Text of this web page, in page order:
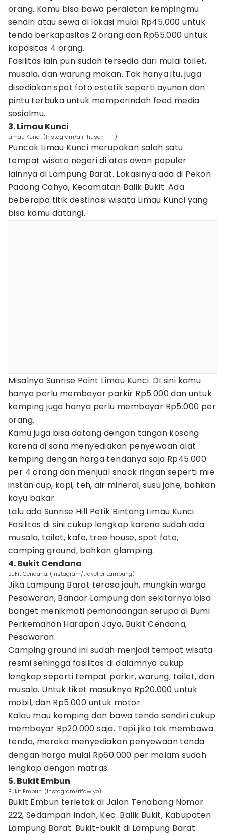
orang. Kamu bisa bawa peralatan kempingmu
sendiri atau sewa di lokasi mulai Rp45.000 untuk
tenda berkapasitas 2 orang dan Rp65.000 untuk
kapasitas 4 orang.
Fasilitas lain pun sudah tersedia dari mulai toilet,
musala, dan warung makan. Tak hanya itu, juga
disediakan spot foto estetik seperti ayunan dan
pintu terbuka untuk memperindah feed media
sosialmu.
3. Limau Kunci
Limau Kunci. (Instagram/ali_husen___)
Puncak Limau Kunci merupakan salah satu
tempat wisata negeri di atas awan populer
lainnya di Lampung Barat. Lokasinya ada di Pekon
Padang Cahya, Kecamatan Balik Bukit. Ada
beberapa titik destinasi wisata Limau Kunci yang
bisa kamu datangi.
Misalnya Sunrise Point Limau Kunci. Di sini kamu
hanya perlu membayar parkir Rp5.000 dan untuk
kemping juga hanya perlu membayar Rp5.000 per
orang.
Kamu juga bisa datang dengan tangan kosong
karena di sana menyediakan penyewaan alat
kemping dengan harga tendanya saja Rp45.000
per 4 orang dan menjual snack ringan seperti mie
instan cup, kopi, teh, air mineral, susu jahe, bahkan
kayu bakar.
Lalu ada Sunrise Hill Petik Bintang Limau Kunci.
Fasilitas di sini cukup lengkap karena sudah ada
musala, toilet, kafe, tree house, spot foto,
camping ground, bahkan glamping.
4. Bukit Cendana
Bukit Cendana. (Instagram/traveller Lampung)
Jika Lampung Barat terasa jauh, mungkin warga
Pesawaran, Bandar Lampung dan sekitarnya bisa
banget menikmati pemandangan serupa di Bumi
Perkemahan Harapan Jaya, Bukit Cendana,
Pesawaran.
Camping ground ini sudah menjadi tempat wisata
resmi sehingga fasilitas di dalamnya cukup
lengkap seperti tempat parkir, warung, toilet, dan
musala. Untuk tiket masuknya Rp20.000 untuk
mobil, dan Rp5.000 untuk motor.
Kalau mau kemping dan bawa tenda sendiri cukup
membayar Rp20.000 saja. Tapi jika tak membawa
tenda, mereka menyediakan penyewaan tenda
dengan harga mulai Rp60.000 per malam sudah
lengkap dengan matras.
5. Bukit Embun
Bukit Embun. (Instagram/rifawiyo)
Bukit Embun terletak di Jalan Tenabang Nomor
222, Sedampah Indah, Kec. Balik Bukit, Kabupaten
Lampung Barat. Bukit-bukit di Lampung Barat